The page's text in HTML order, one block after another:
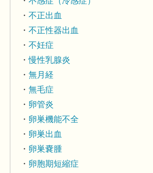
不正出血
不正性器出血
不妊症
慢性乳腺炎
無月経
無毛症
卵管炎
卵巣機能不全
卵巣出血
卵巣嚢腫
卵胞期短縮症